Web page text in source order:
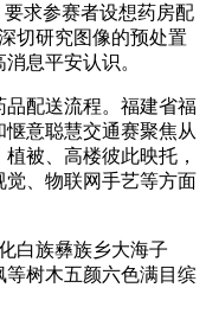
求参赛者设想药房配
切研究图像的预处置
息平安认识。
配送流程。福建省福
意聪慧交通赛聚焦从
被、高楼彼此映托，
、物联网手艺等方面
白族彝族乡大海子
树木五颜六色满目缤